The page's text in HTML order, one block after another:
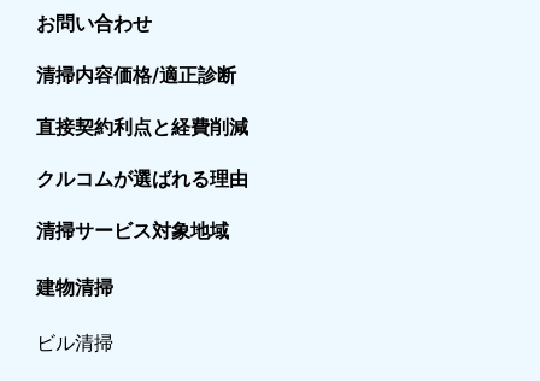
お問い合わせ
清掃内容価格/適正診断
直接契約利点と経費削減
クルコムが選ばれる理由
清掃サービス対象地域
建物清掃
ビル清掃